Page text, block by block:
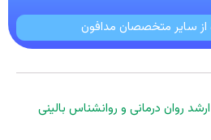
از سایر متخصصان مدافون
روان درمانی و روانشناس بالینی